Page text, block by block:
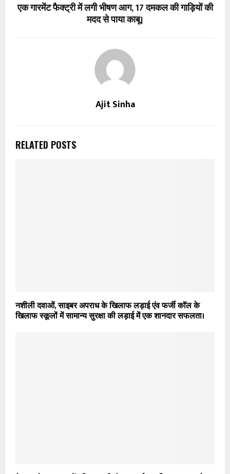
एक गारमेंट फैक्ट्री में लगी भीषण आग, 17 दमकल की गाड़ियों की
मदद से पाया काबू।
Ajit Sinha
RELATED POSTS
नशीली दवाओं, साइबर अपराध के खिलाफ लड़ाई एंव फर्जी कॉल के
खिलाफ स्कूलों में सामान्य सुरक्षा की लड़ाई में एक शानदार सफलता।